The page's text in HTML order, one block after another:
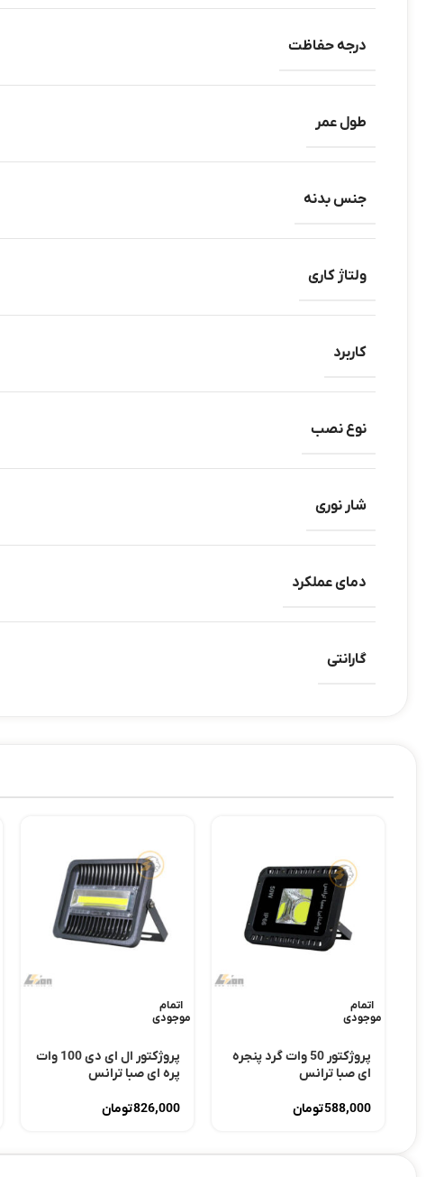
درجه حفاظت
طول عمر
جنس بدنه
ولتاژ کاری
کاربرد
نوع نصب
شار نوری
دمای عملکرد
گارانتی
اتمام
موجودی
پروژکتور 50 وات گرد پنجره
ای صبا ترانس
588,000تومان
اتمام
موجودی
پروژکتور ال ای دی 100 وات
پره ای صبا ترانس
826,000تومان